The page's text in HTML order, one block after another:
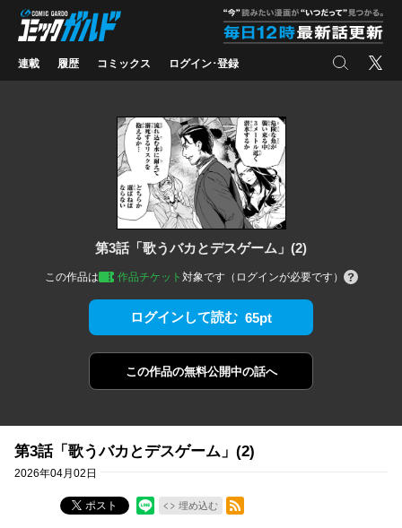
コミックガルド
連載 履歴 コミックス ログイン･登録 検索 X
第3話「歌うバカとデスゲーム」(2)
この作品は 作品チケット 対象です（ログインが必要です）
ログインして読む 65pt
この作品の無料公開中の話へ
第3話「歌うバカとデスゲーム」(2)
2026年04月02日
ポスト 埋め込む
RSSフィード